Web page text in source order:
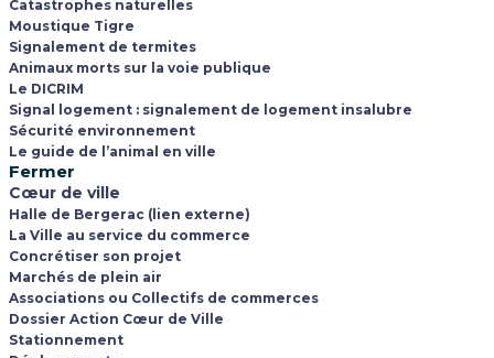
Catastrophes naturelles
Moustique Tigre
Signalement de termites
Animaux morts sur la voie publique
Le DICRIM
Signal logement : signalement de logement insalubre
Sécurité environnement
Le guide de l’animal en ville
Fermer
Cœur de ville
Halle de Bergerac (lien externe)
La Ville au service du commerce
Concrétiser son projet
Marchés de plein air
Associations ou Collectifs de commerces
Dossier Action Cœur de Ville
Stationnement